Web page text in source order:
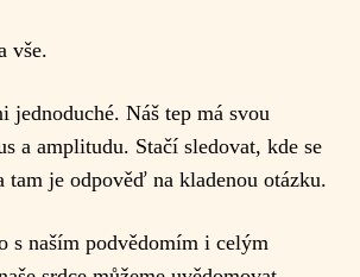
vše.
Náš tep má svou
a amplitudu. Stačí sledovat, kde se
tam je odpověď na kladenou otázku.
s naším podvědomím i celým